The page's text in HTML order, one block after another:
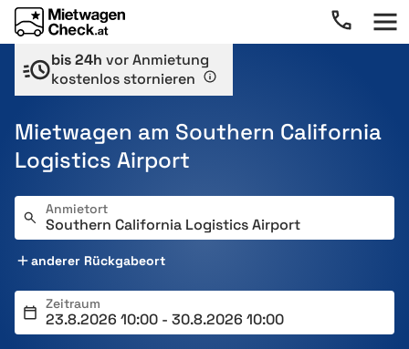
bis 24h vor Anmietung
kostenlos stornieren
Mietwagen am Southern California
Logistics Airport
Anmietort
anderer Rückgabeort
Zeitraum